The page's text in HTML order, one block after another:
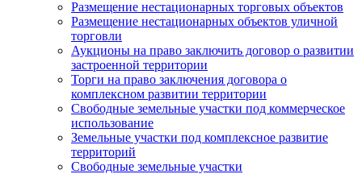
Размещение нестационарных торговых объектов
Размещение нестационарных объектов уличной
торговли
Аукционы на право заключить договор о развитии
застроенной территории
Торги на право заключения договора о
комплексном развитии территории
Свободные земельные участки под коммерческое
использование
Земельные участки под комплексное развитие
территорий
Свободные земельные участки